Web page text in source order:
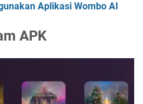
Aplikasi Wombo AI
APK